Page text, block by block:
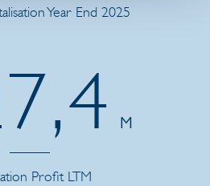
Year End 2025
M
Profit LTM